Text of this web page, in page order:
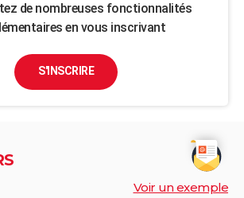
de nombreuses fonctionnalités
en vous inscrivant
S'INSCRIRE
Voir un exemple